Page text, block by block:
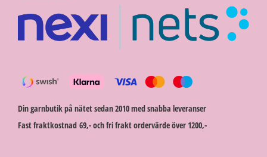
Din garnbutik på nätet sedan 2010 med snabba leveranser
Fast fraktkostnad 69,- och fri frakt ordervärde över 1200,-